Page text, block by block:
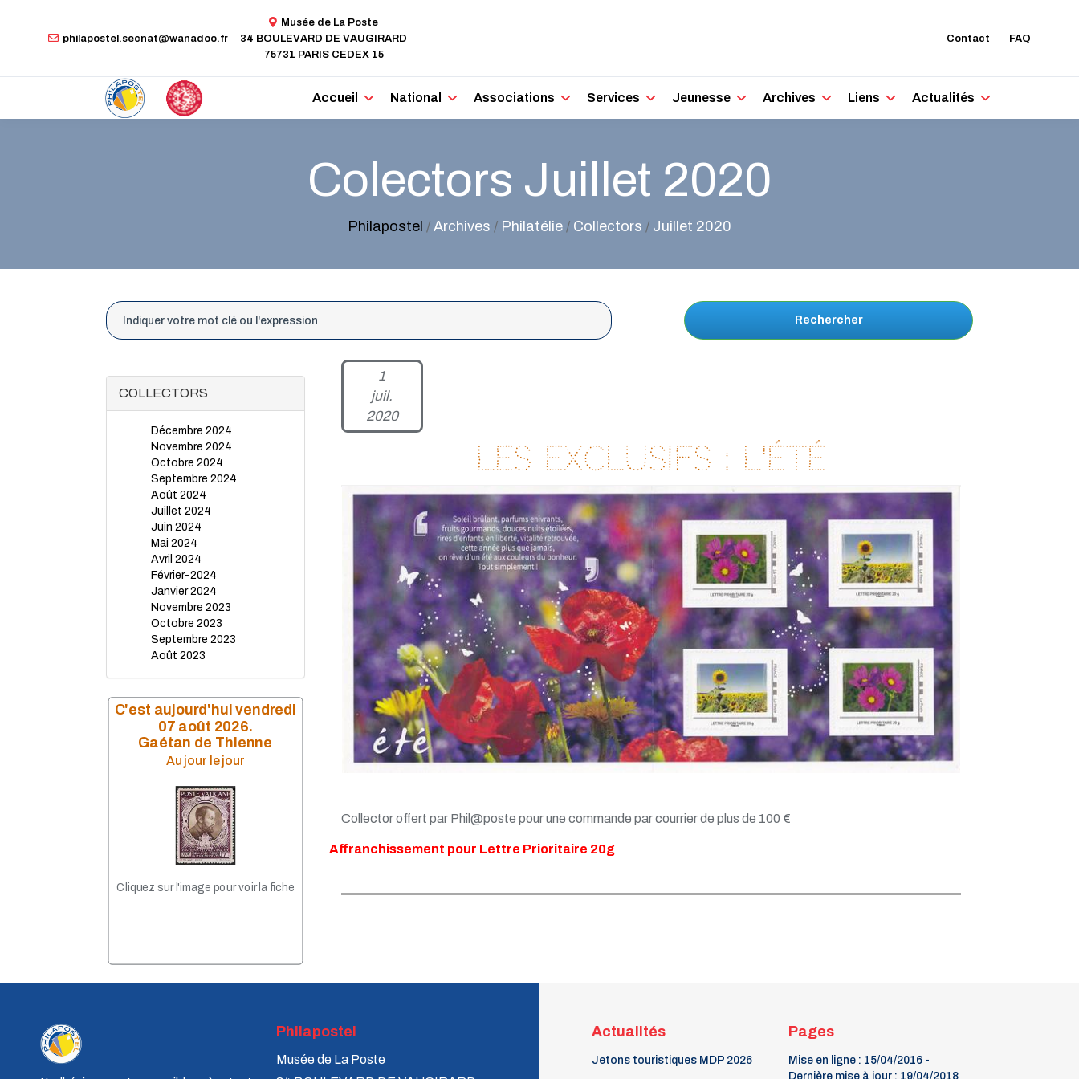
philapostel.secnat@wanadoo.fr
Musée de La Poste
34 BOULEVARD DE VAUGIRARD
75731 PARIS CEDEX 15
Contact FAQ
Accueil National Associations Services Jeunesse Archives Liens Actualités
Colectors Juillet 2020
Philapostel / Archives / Philatélie / Collectors / Juillet 2020
Rechercher
COLLECTORS
Décembre 2024
Novembre 2024
Octobre 2024
Septembre 2024
Août 2024
Juillet 2024
Juin 2024
Mai 2024
Avril 2024
Février-2024
Janvier 2024
Novembre 2023
Octobre 2023
Septembre 2023
Août 2023
Mai 2023
Avril 2023
Mars 2023
Décembre 2022
Octobre 2022
Septembre 2022
Août 2022
Juillet 2022
Juin 2022
Mai 2022
Avril 2022
Février 2022
Septembre 2021
C'est aujourd'hui vendredi
07 août 2026.
Gaétan de Thienne
Au jour le jour
Cliquez sur l'image pour voir la fiche
1
juil.
2020
Les exclusifs : l'Été
Collector offert par Phil@poste pour une commande par courrier de plus de 100 €
Affranchissement pour Lettre Prioritaire 20g
Philapostel
Musée de La Poste
Actualités
Jetons touristiques MDP 2026
Pages
Mise en ligne : 15/04/2016 -
Dernière mise à jour : 19/04/2018